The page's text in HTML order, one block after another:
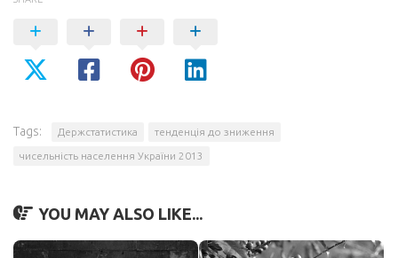
Tags: Держстатистика тенденція до зниження
чисельність населення України 2013
YOU MAY ALSO LIKE...